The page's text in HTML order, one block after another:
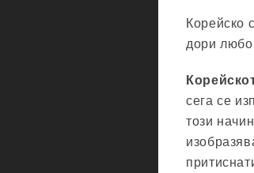
Корейско
дори
сега се
този